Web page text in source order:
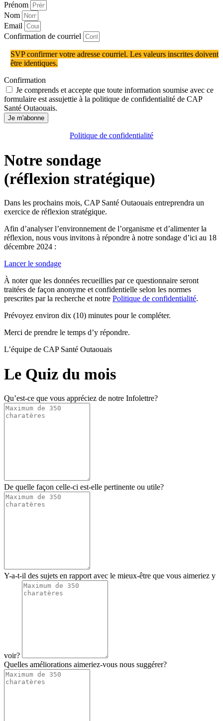
Prénom
Nom
Email
Confirmation de courriel
SVP confirmer votre adresse courriel. Les valeurs inscrites doivent
être identiques.
Confirmation
Je comprends et accepte que toute information soumise avec ce
formulaire est assujettie à la politique de confidentialité de CAP
Santé Outaouais.
Je m'abonne
Politique de confidentialité
Notre sondage
(réflexion stratégique)
Dans les prochains mois, CAP Santé Outaouais entreprendra un
exercice de réflexion stratégique.
Afin d’analyser l’environnement de l’organisme et d’alimenter la
réflexion, nous vous invitons à répondre à notre sondage d’ici au 18
décembre 2024 :
Lancer le sondage
À noter que les données recueillies par ce questionnaire seront
traitées de façon anonyme et confidentielle selon les normes
prescrites par la recherche et notre Politique de confidentialité.
Prévoyez environ dix (10) minutes pour le compléter.
Merci de prendre le temps d’y répondre.
L’équipe de CAP Santé Outaouais
Le Quiz du mois
Qu’est-ce que vous appréciez de notre Infolettre?
De quelle façon celle-ci est-elle pertinente ou utile?
Y-a-t-il des sujets en rapport avec le mieux-être que vous aimeriez y
voir?
Quelles améliorations aimeriez-vous nous suggérer?